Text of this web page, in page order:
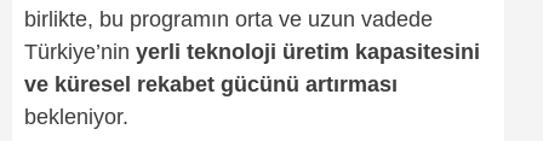
birlikte, bu programın orta ve uzun vadede
Türkiye’nin yerli teknoloji üretim kapasitesini
ve küresel rekabet gücünü artırması
bekleniyor.